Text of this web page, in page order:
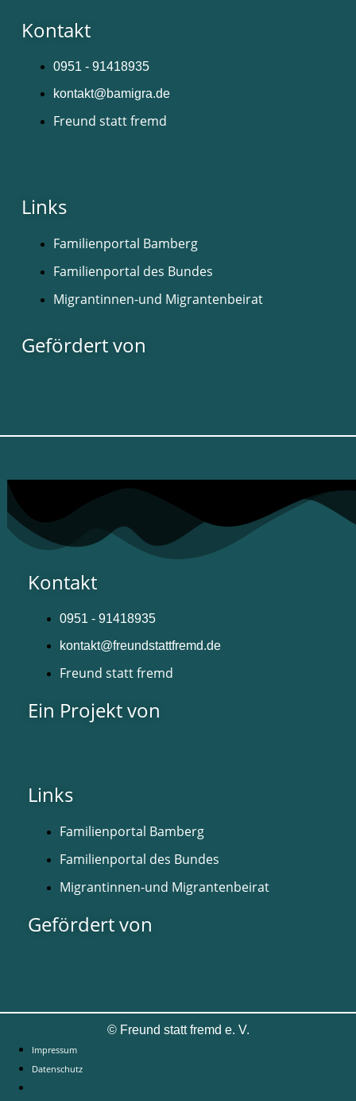
Kontakt
0951 - 91418935
kontakt@bamigra.de
Freund statt fremd
Links
Familienportal Bamberg
Familienportal des Bundes
Migrantinnen-und Migrantenbeirat
Gefördert von
Kontakt
0951 - 91418935
kontakt@freundstattfremd.de
Freund statt fremd
Ein Projekt von
Links
Familienportal Bamberg
Familienportal des Bundes
Migrantinnen-und Migrantenbeirat
Gefördert von
©Freund statt fremd e. V.
Impressum
Datenschutz